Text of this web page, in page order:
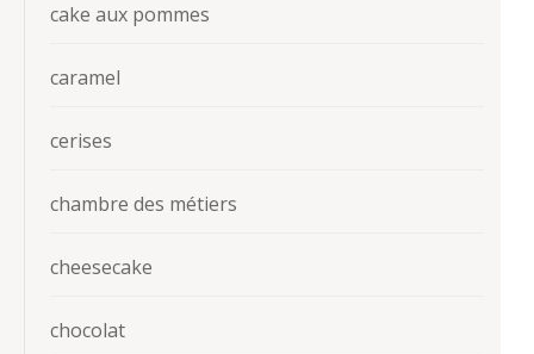
cake aux pommes
caramel
cerises
chambre des métiers
cheesecake
chocolat